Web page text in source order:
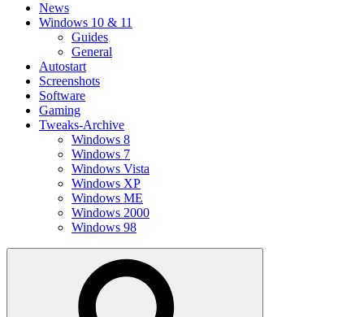
News
Windows 10 & 11
Guides
General
Autostart
Screenshots
Software
Gaming
Tweaks-Archive
Windows 8
Windows 7
Windows Vista
Windows XP
Windows ME
Windows 2000
Windows 98